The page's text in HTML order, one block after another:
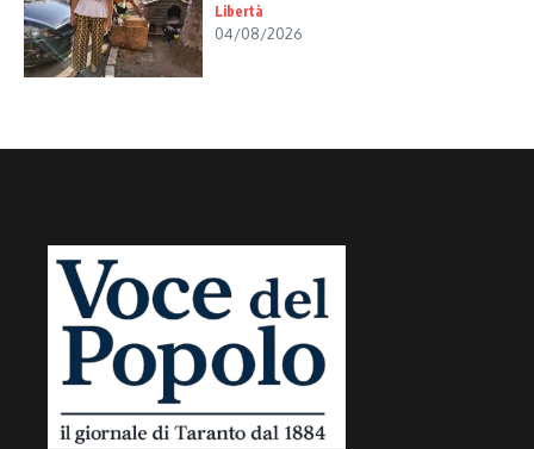
Libertà
04/08/2026